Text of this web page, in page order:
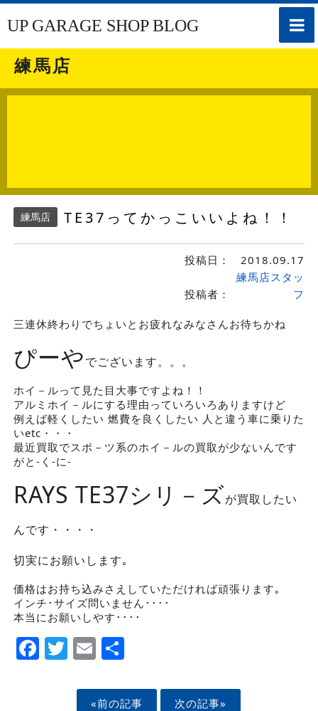
toggle
UP GARAGE SHOP BLOG
練馬店
練馬店 TE37ってかっこいいよね！！
投稿日： 2018.09.17
投稿者：
練馬店スタッ
フ
三連休終わりでちょいとお疲れなみなさんお待ちかね
ぴーやでございます。。。
ホイ－ルって見た目大事ですよね！！
アルミホイ－ルにする理由っていろいろありますけど
例えば軽くしたい 燃費を良くしたい 人と違う車に乗りた
いetc・・・
最近買取でスポ－ツ系のホイ－ルの買取が少ないんです
がと-く-に-
RAYS TE37シリ－ズが買取したい
んです・・・・
切実にお願いします｡
価格はお持ち込みさえしていただければ頑張ります｡
インチ･サイズ問いません････
本当にお願いしやす････
Facebook
Twitter
EmailShare
«前の記事 次の記事»